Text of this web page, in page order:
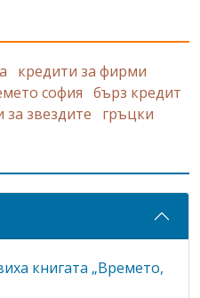
кредити за фирми
софия бърз кредит
за звездите
гръцки
книгата „Времето,